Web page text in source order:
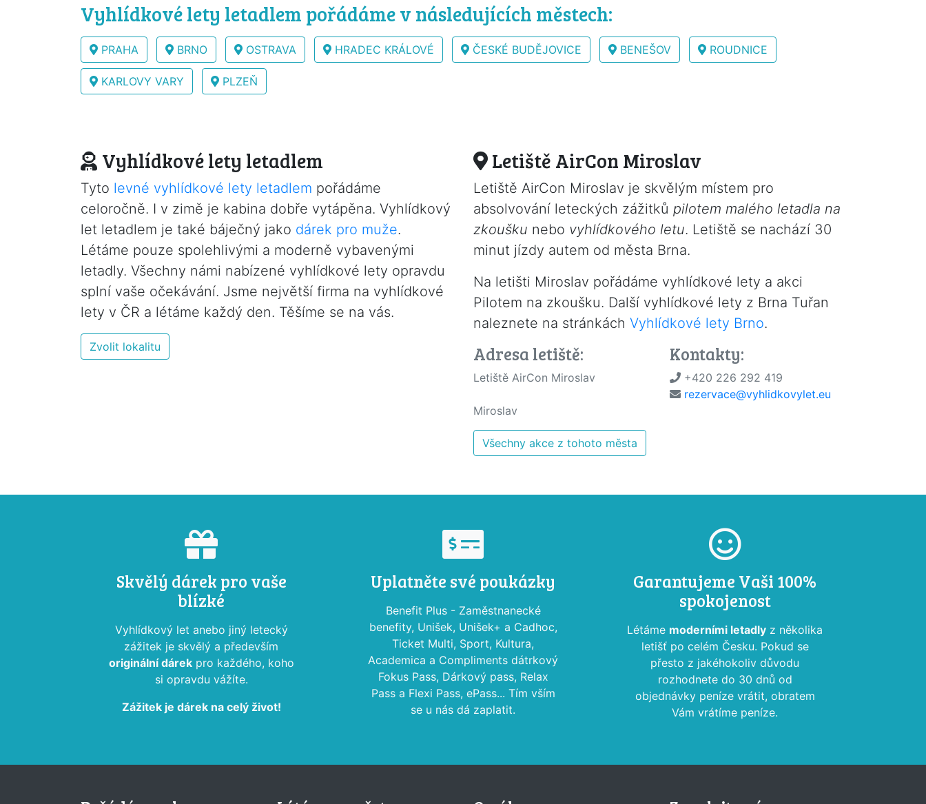
Vyhlídkové lety letadlem pořádáme v následujících městech:
PRAHA BRNO OSTRAVA HRADEC KRÁLOVÉ ČESKÉ BUDĚJOVICE BENEŠOV ROUDNICE
KARLOVY VARY PLZEŇ
Vyhlídkové lety letadlem
Tyto levné vyhlídkové lety letadlem pořádáme
celoročně. I v zimě je kabina dobře vytápěna. Vyhlídkový
let letadlem je také báječný jako dárek pro muže.
Létáme pouze spolehlivými a moderně vybavenými
letadly. Všechny námi nabízené vyhlídkové lety opravdu
splní vaše očekávání. Jsme největší firma na vyhlídkové
lety v ČR a létáme každý den. Těšíme se na vás.
Zvolit lokalitu
Letiště AirCon Miroslav
Letiště AirCon Miroslav je skvělým místem pro
absolvování leteckých zážitků pilotem malého letadla na
zkoušku nebo vyhlídkového letu. Letiště se nachází 30
minut jízdy autem od města Brna.
Na letišti Miroslav pořádáme vyhlídkové lety a akci
Pilotem na zkoušku. Další vyhlídkové lety z Brna Tuřan
naleznete na stránkách Vyhlídkové lety Brno.
Adresa letiště:
Letiště AirCon Miroslav
Miroslav
Kontakty:
+420 226 292 419
rezervace@vyhlidkovylet.eu
Všechny akce z tohoto města
Skvělý dárek pro vaše
blízké
Vyhlídkový let anebo jiný letecký
zážitek je skvělý a především
originální dárekpro každého, koho
si opravdu vážíte.
Zážitek je dárek na celý život!
Uplatněte své poukázky
Benefit Plus - Zaměstnanecké
benefity, Unišek, Unišek+ a Cadhoc,
Ticket Multi, Sport, Kultura,
Academica a Compliments dátrkový
Fokus Pass, Dárkový pass, Relax
Pass a Flexi Pass, ePass... Tím vším
se u nás dá zaplatit.
Garantujeme Vaši 100%
spokojenost
Létáme moderními letadly z několika
letišť po celém Česku. Pokud se
přesto z jakéhokoliv důvodu
rozhodnete do 30 dnů od
objednávky peníze vrátit, obratem
Vám vrátíme peníze.